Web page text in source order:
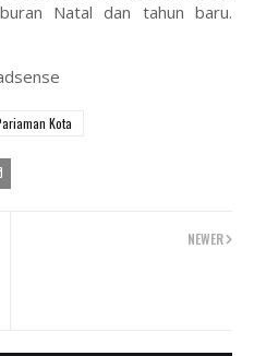
Natal dan tahun baru.
Kota
NEWER